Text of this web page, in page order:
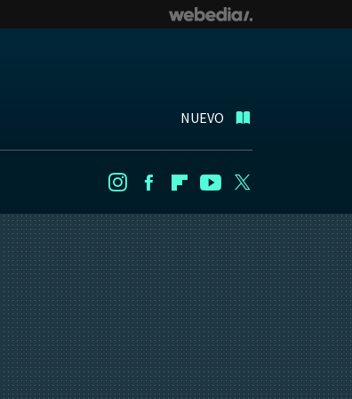
NUEVO
InstagramFacebookFlipboard
Youtube